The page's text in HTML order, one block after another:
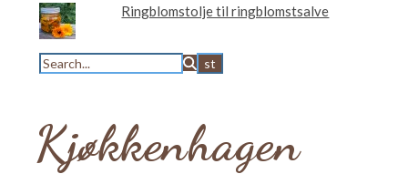
Ringblomstolje til ringblomstsalve
Kjøkkenhagen